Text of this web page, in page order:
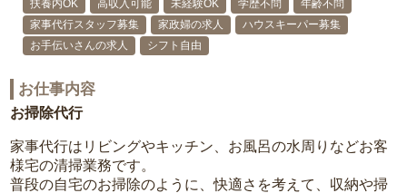
扶養内OK
高収入可能 未経験OK 学歴不問
年齢不問
家事代行スタッフ募集
家政婦の求人
ハウスキーパー募集
お手伝いさんの求人
シフト自由
お仕事内容
お掃除代行
家事代行はリビングやキッチン、お風呂の水周りなどお客
様宅の清掃業務です。
普段の自宅のお掃除のように、快適さを考えて、収納や掃